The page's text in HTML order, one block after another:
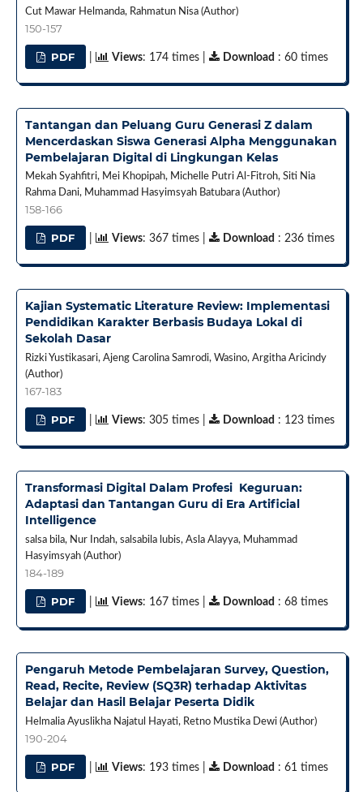
Cut Mawar Helmanda, Rahmatun Nisa (Author)
150-157
PDF Views: 174 times | Download : 60 times
Tantangan dan Peluang Guru Generasi Z dalam
Mencerdaskan Siswa Generasi Alpha Menggunakan
Pembelajaran Digital di Lingkungan Kelas
Mekah Syahfitri, Mei Khopipah, Michelle Putri Al-Fitroh, Siti Nia
Rahma Dani, Muhammad Hasyimsyah Batubara (Author)
158-166
PDF Views: 367 times | Download : 236 times
Kajian Systematic Literature Review: Implementasi
Pendidikan Karakter Berbasis Budaya Lokal di
Sekolah Dasar
Rizki Yustikasari, Ajeng Carolina Samrodi, Wasino, Argitha Aricindy
(Author)
167-183
PDF Views: 305 times | Download : 123 times
Transformasi Digital Dalam Profesi Keguruan:
Adaptasi dan Tantangan Guru di Era Artificial
Intelligence
salsa bila, Nur Indah, salsabila lubis, Asla Alayya, Muhammad
Hasyimsyah (Author)
184-189
PDF Views: 167 times | Download : 68 times
Pengaruh Metode Pembelajaran Survey, Question,
Read, Recite, Review (SQ3R) terhadap Aktivitas
Belajar dan Hasil Belajar Peserta Didik
Helmalia Ayuslikha Najatul Hayati, Retno Mustika Dewi (Author)
190-204
PDF Views: 193 times | Download : 61 times